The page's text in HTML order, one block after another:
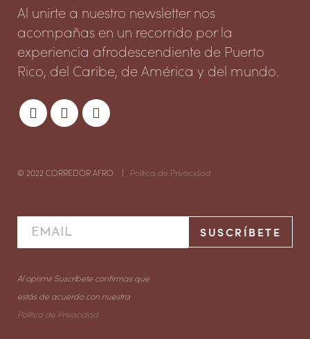
Al unirte a nuestro newsletter nos
acompañas en un recorrido por la
experiencia afrodescendiente de Puerto
Rico, del Caribe, de América y del mundo.
© 2022 CORREDOR AFRO | Política de Privacidad
Al oprimir Suscríbete confirmas que
estás de acuerdo con nuestra
Política de Privacidad.